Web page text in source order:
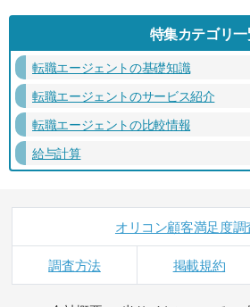
特集カテゴリ
転職エージェントの基礎知識
転職エージェントのサービス紹介
転職エージェントの比較情報
給与計算
オリコン顧客満足度調
調査方法 掲載規約